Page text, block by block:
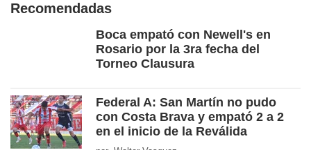
Recomendadas
Boca empató con Newell's en
Rosario por la 3ra fecha del
Torneo Clausura
Federal A: San Martín no pudo
con Costa Brava y empató 2 a 2
en el inicio de la Reválida